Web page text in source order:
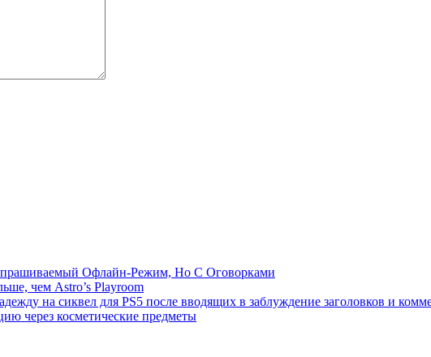
Офлайн-Режим, Но С Оговорками
чем Astro’s Playroom
на сиквел для PS5 после вводящих в заблуждение заголовков и
через косметические предметы